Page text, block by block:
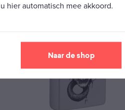
hier automatisch mee akkoord.
Naar de shop